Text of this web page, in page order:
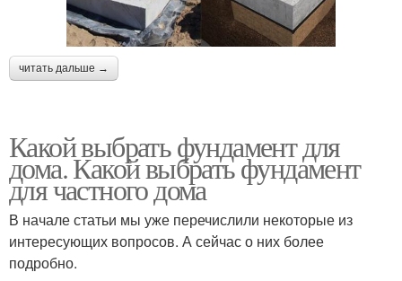
читать дальше →
Какой выбрать фундамент для
дома. Какой выбрать фундамент
для частного дома
В начале статьи мы уже перечислили некоторые из
интересующих вопросов. А сейчас о них более
подробно.